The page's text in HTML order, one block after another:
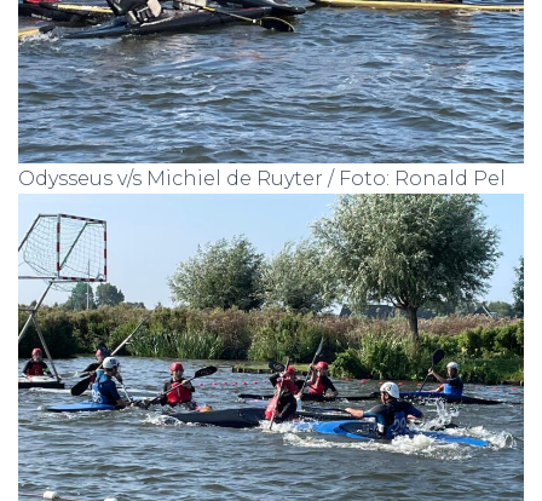
Odysseus v/s Michiel de Ruyter / Foto: Ronald Pel